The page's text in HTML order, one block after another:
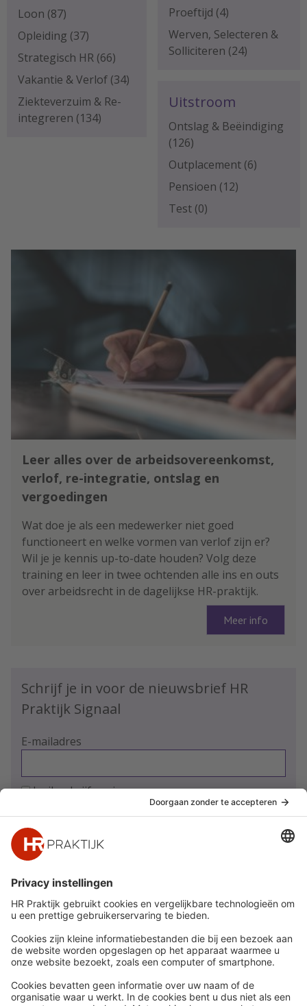
Loon (87)
Opleiding (37)
Strategisch HR (66)
Vakantie & Verlof (34)
Ziekteverzuim & Re-
integreren (134)
Proeftijd (4)
Werven, Selecteren &
Solliciteren (24)
Uitstroom
Ontslag & Beëindiging
(126)
Outplacement (6)
Pensioen (12)
Test (0)
Leer alles over de arbeidsovereenkomst,
verlof, re-integratie, ontslag en
vergoedingen
Wat doe je als een medewerker niet goed
functioneert en welke vormen van verlof zijn er?
Wil je je kennis up-to-date houden? Volg deze
training en leer in twee ochtenden alle ins en outs
over arbeidsrecht in de dagelijkse HR-praktijk.
Meer info
Schrijf je in voor de nieuwsbrief HR
Praktijk Signaal
E-mailadres
Ja, ik schrijf me in
Snel naar
Nieuws
Whitepapers
Webinars
Word lid
Meer
HR Academy
HR Podcast
CHRO
HR Day